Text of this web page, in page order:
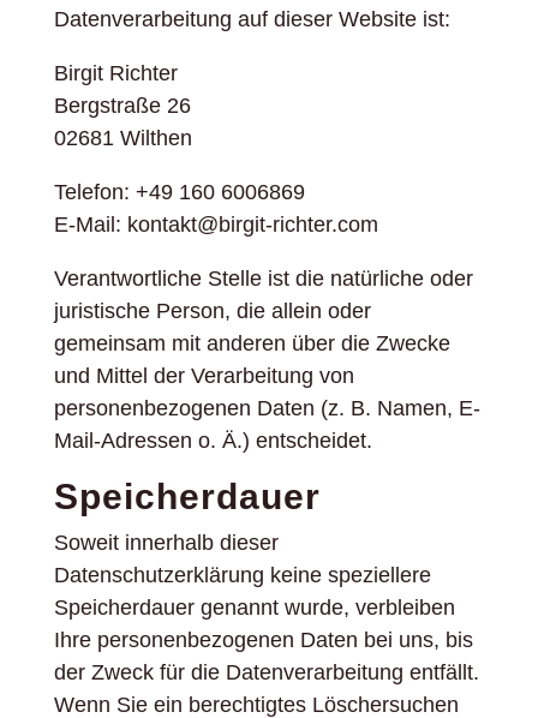
Datenverarbeitung auf dieser Website ist:
Birgit Richter
Bergstraße 26
02681 Wilthen
Telefon: +49 160 6006869
E-Mail: kontakt@birgit-richter.com
Verantwortliche Stelle ist die natürliche oder
juristische Person, die allein oder
gemeinsam mit anderen über die Zwecke
und Mittel der Verarbeitung von
personenbezogenen Daten (z. B. Namen, E-
Mail-Adressen o. Ä.) entscheidet.
Speicherdauer
Soweit innerhalb dieser
Datenschutzerklärung keine speziellere
Speicherdauer genannt wurde, verbleiben
Ihre personenbezogenen Daten bei uns, bis
der Zweck für die Datenverarbeitung entfällt.
Wenn Sie ein berechtigtes Löschersuchen